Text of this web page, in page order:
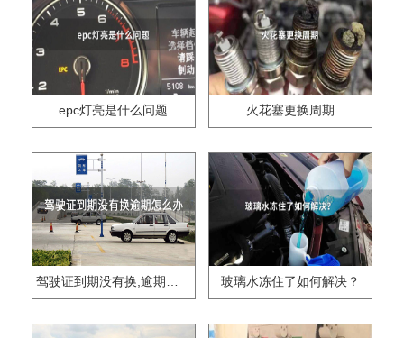
epc灯亮是什么问题 火花塞更换周期
驾驶证到期没有换,逾期怎么办?? 玻璃水冻住了如何解决？